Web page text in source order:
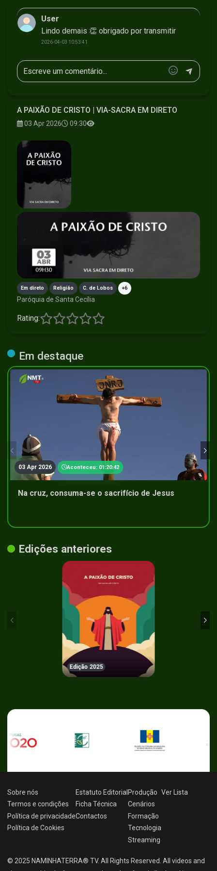
User
Lindo demais 👏 obrigado por transmitir
2026-04-03 10:53:41
A PAIXÃO DE CRISTO | VIA-SACRA EM DIRETO
03 Apr 2026 09:30
Em direto Religião C. de Lobos +6
Paróquia de Santa Cecília
Rating:
Em destaque
03 Apr 2026 Aconteceu: 01:20:42
Na cruz, consuma-se o sacrifício de Jesus
Edições anteriores
Edição 2025
Sobre nós
Termos e condições
Política de privacidade
Política de Cookies
Estatuto Editorial
Ficha Técnica
Contactos
Produção
Cenários
Formação
Tecnologia
Streaming
Ver Lista
© 2025 NAMINHATERRA® TV. All Rights Reserved. All videos and